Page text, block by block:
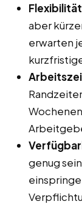
aber
erwarten
genug